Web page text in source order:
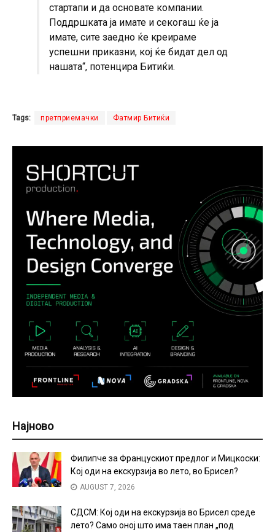
стартапи и да основате компании.
Поддршката ја имате и секогаш ќе ја
имате, сите заедно ќе креираме
успешни приказни, кој ќе бидат дел од
нашата“, потенцира Битиќи.
Tags: претприемачки Фатмир Битиќи
Најново
Филипче за Францускиот предлог и Мицкоски:
Кој оди на екскурзија во лето, во Брисел?
AUGUST 7, 2026
СДСМ: Кој оди на екскурзија во Брисел среде
лето? Само оној што има таен план „под